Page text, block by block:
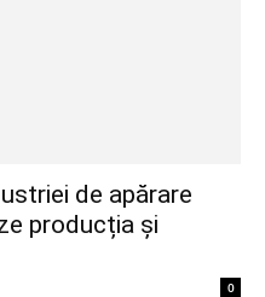
de apărare
producția și
0